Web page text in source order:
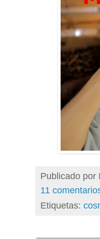
Publicado por
11
Etiquetas: